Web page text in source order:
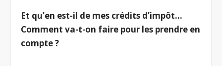
Et qu’en est-il de mes crédits d’impôt…
Comment va-t-on faire pour les prendre en
compte ?